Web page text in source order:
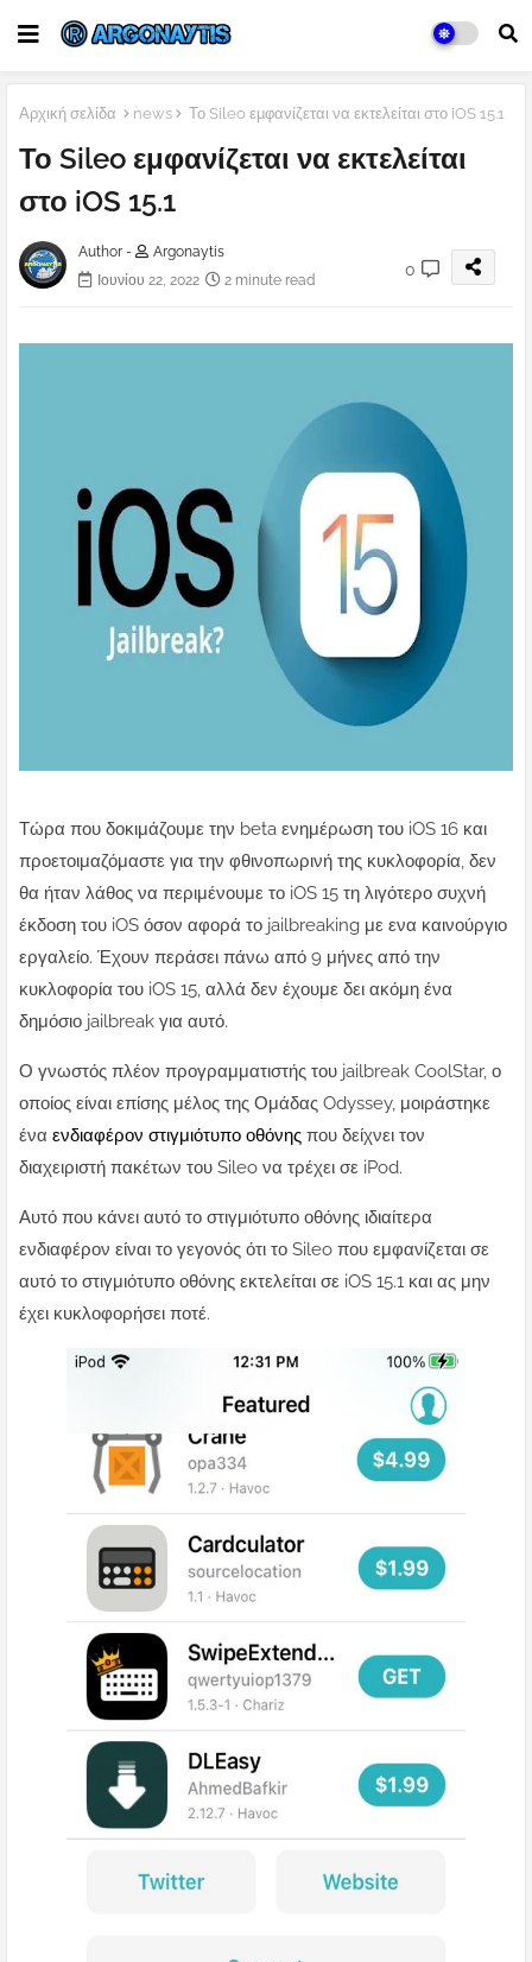
Αρχική σελίδα news Το Sileo εμφανίζεται να εκτελείται στο iOS 15.1
Το Sileo εμφανίζεται να εκτελείται
στο iOS 15.1
Author -
Argonaytis
Ιουνίου 22, 2022
2 minute read
0
Τώρα που δοκιμάζουμε την beta ενημέρωση του iOS 16 και
προετοιμαζόμαστε για την φθινοπωρινή της κυκλοφορία, δεν
θα ήταν λάθος να περιμένουμε το iOS 15 τη λιγότερο συχνή
έκδοση του iOS όσον αφορά το jailbreaking με ενα καινούργιο
εργαλείο. Έχουν περάσει πάνω από 9 μήνες από την
κυκλοφορία του iOS 15, αλλά δεν έχουμε δει ακόμη ένα
δημόσιο jailbreak για αυτό.
Ο γνωστός πλέον προγραμματιστής του jailbreak CoolStar, ο
οποίος είναι επίσης μέλος της Ομάδας Odyssey, μοιράστηκε
ένα ενδιαφέρον στιγμιότυπο οθόνης που δείχνει τον
διαχειριστή πακέτων του Sileo να τρέχει σε iPod.
Αυτό που κάνει αυτό το στιγμιότυπο οθόνης ιδιαίτερα
ενδιαφέρον είναι το γεγονός ότι το Sileo που εμφανίζεται σε
αυτό το στιγμιότυπο οθόνης εκτελείται σε iOS 15.1 και ας μην
έχει κυκλοφορήσει ποτέ.